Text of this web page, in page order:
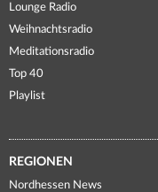
Lounge Radio
Weihnachtsradio
Meditationsradio
Top 40
Playlist
REGIONEN
Nordhessen News